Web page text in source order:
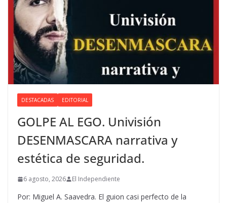
DESTACADAS EDITORIAL
GOLPE AL EGO. Univisión
DESENMASCARA narrativa y
estética de seguridad.
6 agosto, 2026 El Independiente
Por: Miguel A. Saavedra. El guion casi perfecto de la